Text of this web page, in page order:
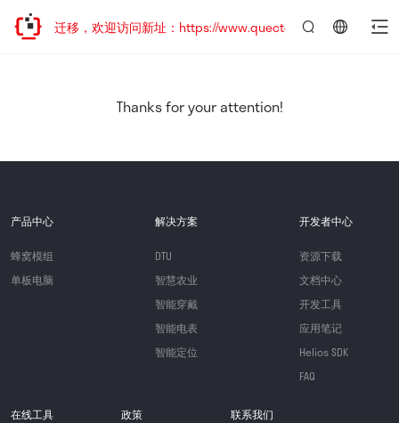
地址已迁移，欢迎访问新址：https://www.quectel.com.cn
Thanks for your attention!
产品中心
蜂窝模组
单板电脑
解决方案
DTU
智慧农业
智能穿戴
智能电表
智能定位
开发者中心
资源下载
文档中心
开发工具
应用笔记
Helios SDK
FAQ
在线工具 政策 联系我们